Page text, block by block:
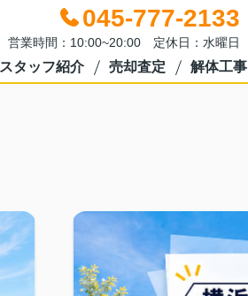
045-777-2133
営業時間：10:00~20:00 定休日：水曜日
スタッフ紹介 売却査定 解体工事